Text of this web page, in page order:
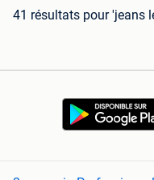
41 résultats pour 'jeans